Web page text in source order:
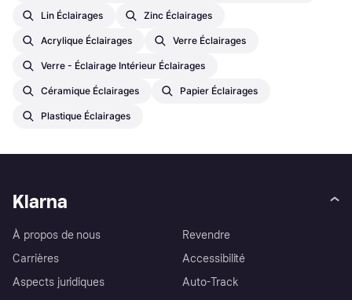
Lin Éclairages Zinc Éclairages
Acrylique Éclairages Verre Éclairages
Verre - Éclairage Intérieur Éclairages
Céramique Éclairages Papier Éclairages
Plastique Éclairages
Klarna
À propos de nous
Carrières
Aspects juridiques
Revendre
Accessibilité
Auto-Track